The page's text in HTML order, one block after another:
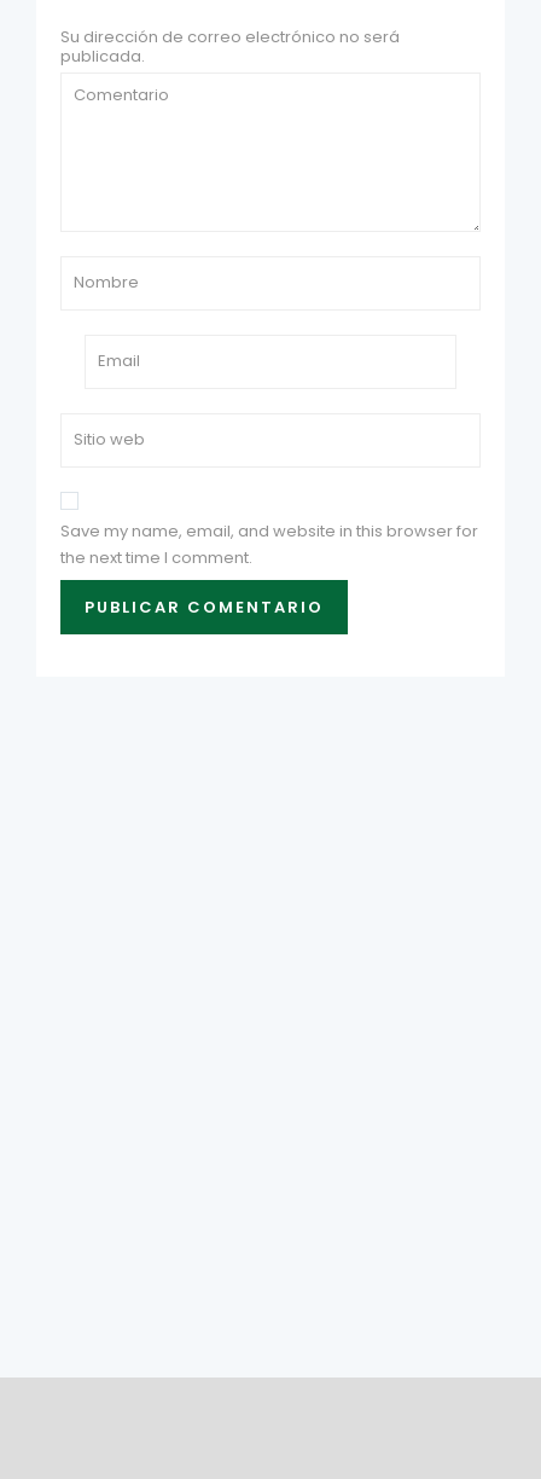
Su dirección de correo electrónico no será
publicada.
Save my name, email, and website in this browser for
the next time I comment.